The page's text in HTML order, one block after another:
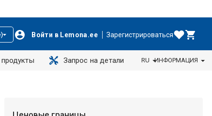
Войти в Lemona.ee Зарегистрироваться
Запрос на детали RU ИНФОРМАЦИЯ